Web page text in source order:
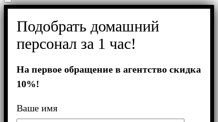
Подобрать домашний
персонал за 1 час!
На первое обращение в агентство скидка
10%!
Ваше имя